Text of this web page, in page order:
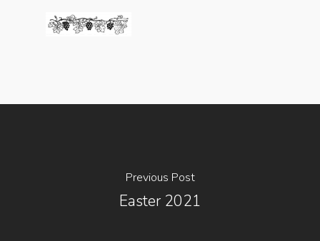
Previous Post
Easter 2021